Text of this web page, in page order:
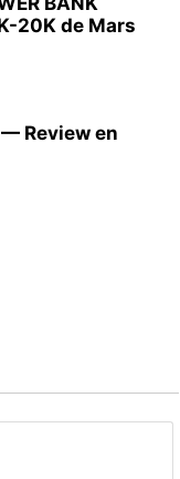
20K de Mars
Review en